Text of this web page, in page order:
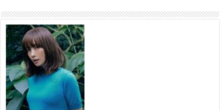
Наадмын амралтын өдрүүдэд
нийслэлийн эрүүл мэндийн
байгууллагууд дараах
хуваарийн дагуу ажиллана
2026 оны 7 сар 15 / 11 цаг 18 минут
Үндэсний их баяр наадам
эхэллээ
2026 оны 7 сар 15 / 11 цаг 14 минут